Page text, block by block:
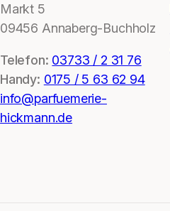
Markt 5
09456 Annaberg-Buchholz
Telefon: 03733 / 2 31 76
Handy: 0175 / 5 63 62 94
info@parfuemerie-
hickmann.de